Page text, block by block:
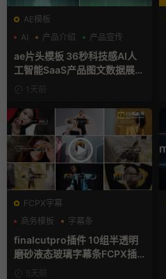
AE模板
AI
产品介绍 产品宣传
ae片头模板 36秒科技感AI人
工智能SaaS产品图文数据展示
宣传视频AE模板
1天前
FCPX字幕
商务模板
字幕条
finalcutpro插件 10组半透明
磨砂液态玻璃字幕条FCPX插
5天前